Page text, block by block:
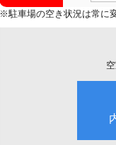
※駐車場の空き状況は常に